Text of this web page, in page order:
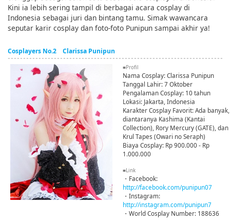
Kini ia lebih sering tampil di berbagai acara cosplay di
Indonesia sebagai juri dan bintang tamu. Simak wawancara
seputar karir cosplay dan foto-foto Punipun sampai akhir ya!
Cosplayers No.2 Clarissa Punipun
■Profil
Nama Cosplay: Clarissa Punipun
Tanggal Lahir: 7 Oktober
Pengalaman Cosplay: 10 tahun
Lokasi: Jakarta, Indonesia
Karakter Cosplay Favorit: Ada banyak,
diantaranya Kashima (Kantai
Collection), Rory Mercury (GATE), dan
Krul Tapes (Owari no Seraph)
Biaya Cosplay: Rp 900.000 - Rp
1.000.000
■Link
・Facebook:
http://facebook.com/punipun07
・Instagram:
http://instagram.com/punipun7
・World Cosplay Number: 188636